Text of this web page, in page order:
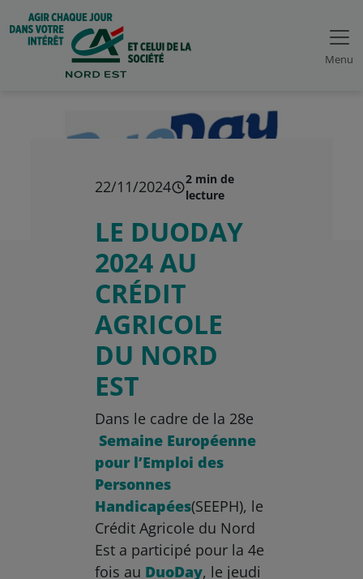
Menu
22/11/2024
2 min de
lecture
LE DUODAY
2024 AU
CRÉDIT
AGRICOLE
DU NORD
EST
Dans le cadre de la 28e
Semaine Européenne
pour l’Emploi des
Personnes
Handicapées(SEEPH), le
Crédit Agricole du Nord
Est a participé pour la 4e
fois au DuoDay, le jeudi